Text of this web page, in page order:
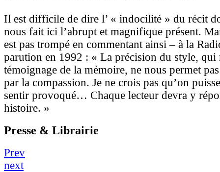
Il est difficile de dire l’ « indocilité » du récit
nous fait ici l’abrupt et magnifique présent.
est pas trompé en commentant ainsi – à la
parution en 1992 : « La précision du style, qui
témoignage de la mémoire, ne nous permet
par la compassion. Je ne crois pas qu’on
sentir provoqué… Chaque lecteur devra y
histoire. »
Presse & Librairie
Prev
next